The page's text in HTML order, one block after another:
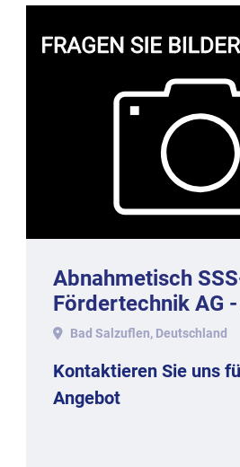
Abnahmetisch
Fördertechnik AG
mm lang.
Bad Salzuflen, Deutschland
Kontaktieren Sie uns
Angebot